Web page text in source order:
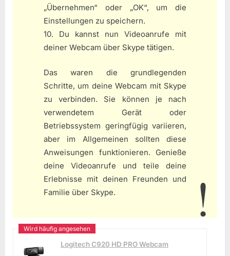
„Übernehmen“ oder „OK“, um die
Einstellungen zu speichern.
10. Du kannst nun Videoanrufe mit
deiner Webcam über Skype tätigen.
Das waren die grundlegenden
Schritte, um deine Webcam mit Skype
zu verbinden. Sie können je nach
verwendetem Gerät oder
Betriebssystem geringfügig variieren,
aber im Allgemeinen sollten diese
Anweisungen funktionieren. Genieße
deine Videoanrufe und teile deine
Erlebnisse mit deinen Freunden und
Familie über Skype.
Logitech C920 HD PRO Webcam